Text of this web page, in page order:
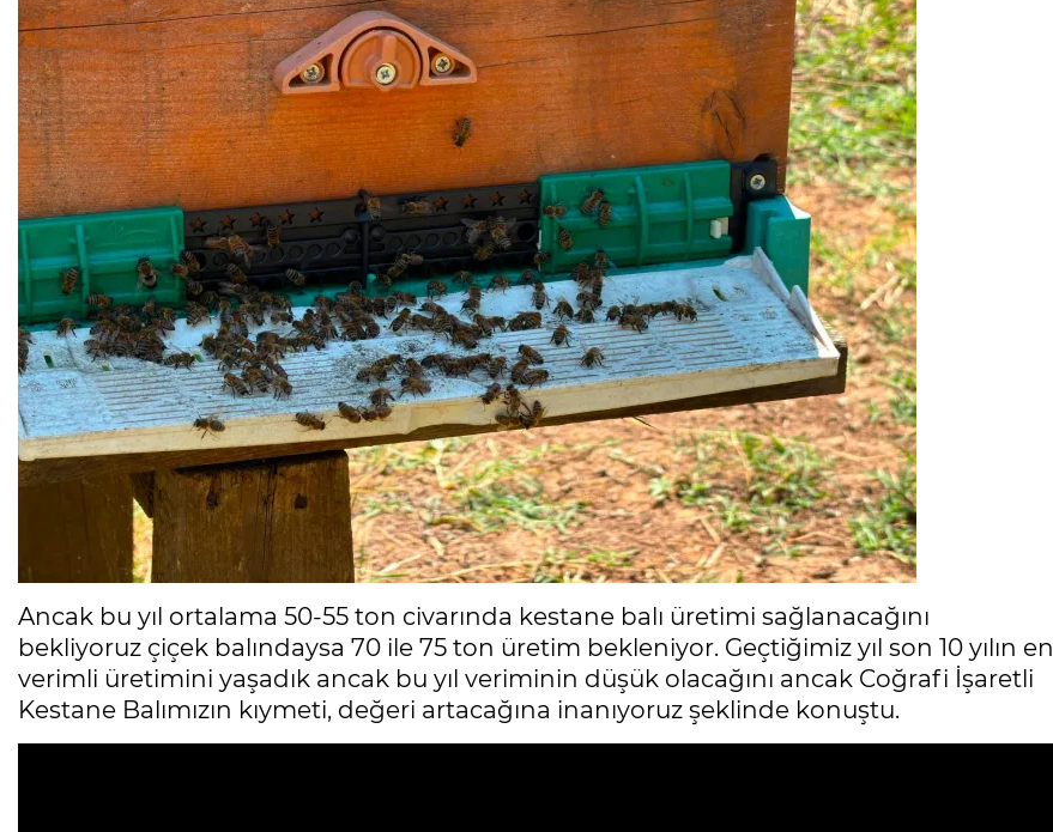
Ancak bu yıl ortalama 50-55 ton civarında kestane balı üretimi sağlanacağını
bekliyoruz çiçek balındaysa 70 ile 75 ton üretim bekleniyor. Geçtiğimiz yıl son 10 yılın en
verimli üretimini yaşadık ancak bu yıl veriminin düşük olacağını ancak Coğrafi İşaretli
Kestane Balımızın kıymeti, değeri artacağına inanıyoruz şeklinde konuştu.